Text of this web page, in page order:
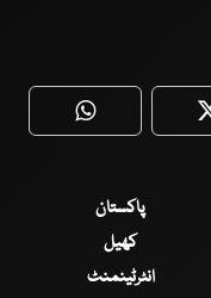
WhatsApp
پاکستان
کھیل
انٹرٹینمنٹ